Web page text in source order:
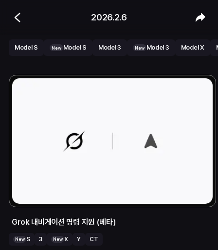
2026.2.6
Model S New Model S Model 3 New Model 3 Model X
Grok 내비게이션 명령 지원 (베타)
New S 3 New X Y CT